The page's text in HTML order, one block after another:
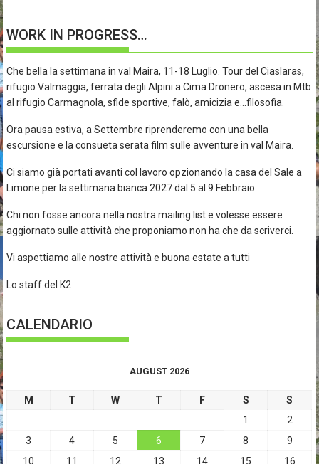
WORK IN PROGRESS…
Che bella la settimana in val Maira, 11-18 Luglio. Tour del Ciaslaras,
rifugio Valmaggia, ferrata degli Alpini a Cima Dronero, ascesa in Mtb
al rifugio Carmagnola, sfide sportive, falò, amicizia e…filosofia.
Ora pausa estiva, a Settembre riprenderemo con una bella
escursione e la consueta serata film sulle avventure in val Maira.
Ci siamo già portati avanti col lavoro opzionando la casa del Sale a
Limone per la settimana bianca 2027 dal 5 al 9 Febbraio.
Chi non fosse ancora nella nostra mailing list e volesse essere
aggiornato sulle attività che proponiamo non ha che da scriverci.
Vi aspettiamo alle nostre attività e buona estate a tutti
Lo staff del K2
CALENDARIO
AUGUST 2026
M T W T F S
S
1
2
3
4 5 6 7 8
9
10
11 12 13 14 15 16